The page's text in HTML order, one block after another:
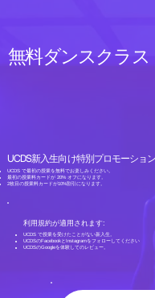
無料ダンスクラス
UCDS新入生向け特別プロモーション
UCDS で最初の授業を無料でお楽しみください。
最初の授業料カードが 20% オフになります。
2枚目の授業料カードが10%割引になります。
利用規約が適用されます:
UCDS で授業を受けたことがない新入生。
UCDSのFacebookとInstagramをフォローしてください
UCDSのGoogleを体験してのレビュー。